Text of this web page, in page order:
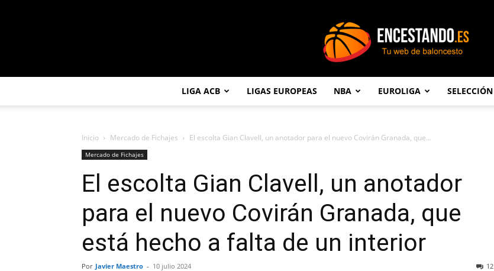
LIGA ACB LIGAS EUROPEAS NBA EUROLIGA SELECCIÓN
Inicio Mercado de Fichajes El escolta Gian Clavell, un anotador para el nuevo Covirán Granada, que...
Mercado de Fichajes
El escolta Gian Clavell, un anotador
para el nuevo Covirán Granada, que
está hecho a falta de un interior
Por Javier Maestro - 10 julio 2024 12